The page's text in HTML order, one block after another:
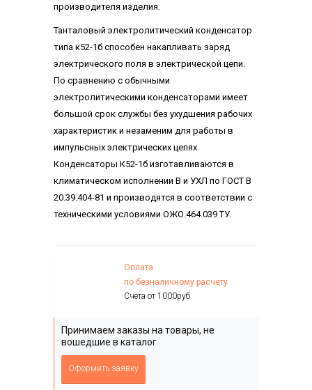
производителя изделия.
Танталовый электролитический конденсатор
типа к52-1б способен накапливать заряд
электрического поля в электрической цепи.
По сравнению с обычными
электролитическими конденсаторами имеет
большой срок службы без ухудшения рабочих
характеристик и незаменим для работы в
импульсных электрических цепях.
Конденсаторы К52-1б изготавливаются в
климатическом исполнении В и УХЛ по ГОСТ В
20.39.404-81 и производятся в соответствии с
техническими условиями ОЖО.464.039 ТУ.
Оплата
по безналичному расчету
Счета от 1000руб.
Принимаем заказы на товары, не
вошедшие в каталог
Оформить заявку